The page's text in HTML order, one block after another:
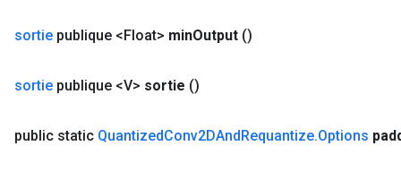
sortie publique <Float> minOutput ()
sortie publique <V> sortie ()
public static QuantizedConv2DAndRequantize.Options